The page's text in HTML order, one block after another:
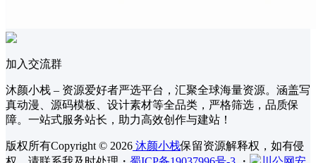
加入交流群
沐颜小栈 – 资源爱好者严选平台，汇聚全球海量资源。涵盖写
真动漫、源码模板、设计素材等全品类，严格筛选，品质保
障。一站式服务站长，助力高效创作与建站！
版权所有Copyright © 2026 沐颜小栈保留资源解释权，如有侵